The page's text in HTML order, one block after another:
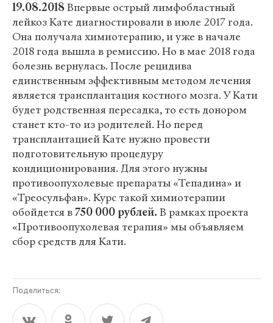
19.08.2018Впервые острый лимфобластный
лейкоз Кате диагностировали в июле 2017 года.
Она получала химиотерапию, и уже в начале
2018 года вышла в ремиссию. Но в мае 2018 года
болезнь вернулась. После рецидива
единственным эффективным методом лечения
является трансплантация костного мозга. У Кати
будет родственная пересадка, то есть донором
станет кто-то из родителей. Но перед
трансплантацией Кате нужно провести
подготовительную процедуру
кондиционирования. Для этого нужны
противоопухолевые препараты «Тепадина» и
«Треосульфан». Курс такой химиотерапии
обойдется в750 000 рублей. В рамках проекта
«Противоопухолевая терапия» мы объявляем
сбор средств для Кати.
Поделиться: